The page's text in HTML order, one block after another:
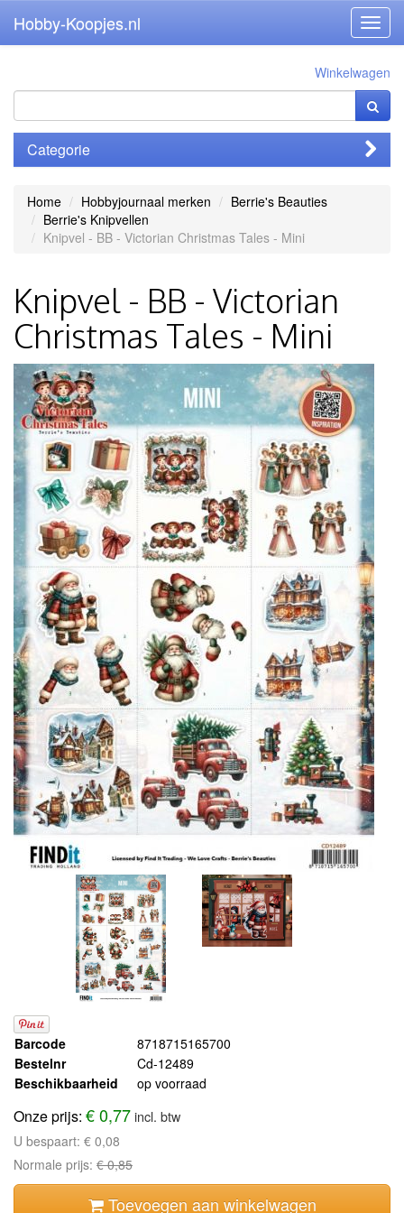
Hobby-Koopjes.nl
Winkelwagen
Categorie
Home Hobbyjournaal merken
Berrie's Beauties
Berrie's Knipvellen
Knipvel - BB - Victorian Christmas Tales - Mini
Knipvel - BB - Victorian
Christmas Tales - Mini
Barcode
8718715165700
Bestelnr
Cd-12489
Beschikbaarheid
op voorraad
Onze prijs: € 0,77incl. btw
U bespaart: € 0,08
Normale prijs: € 0,85
Toevoegen aan winkelwagen